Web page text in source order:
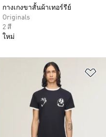
กางเกงขาสั้นผ้าเทอร์รีย์
Originals
2 สี
ใหม่
ไปยังรายการสินค้าโปรด